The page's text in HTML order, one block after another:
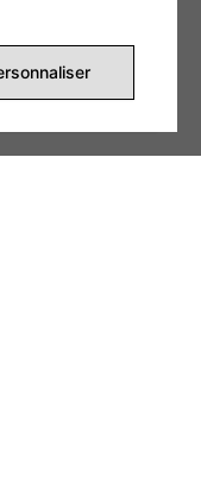
à nosConditions